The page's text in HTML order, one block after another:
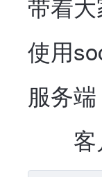
使用
服务端
客